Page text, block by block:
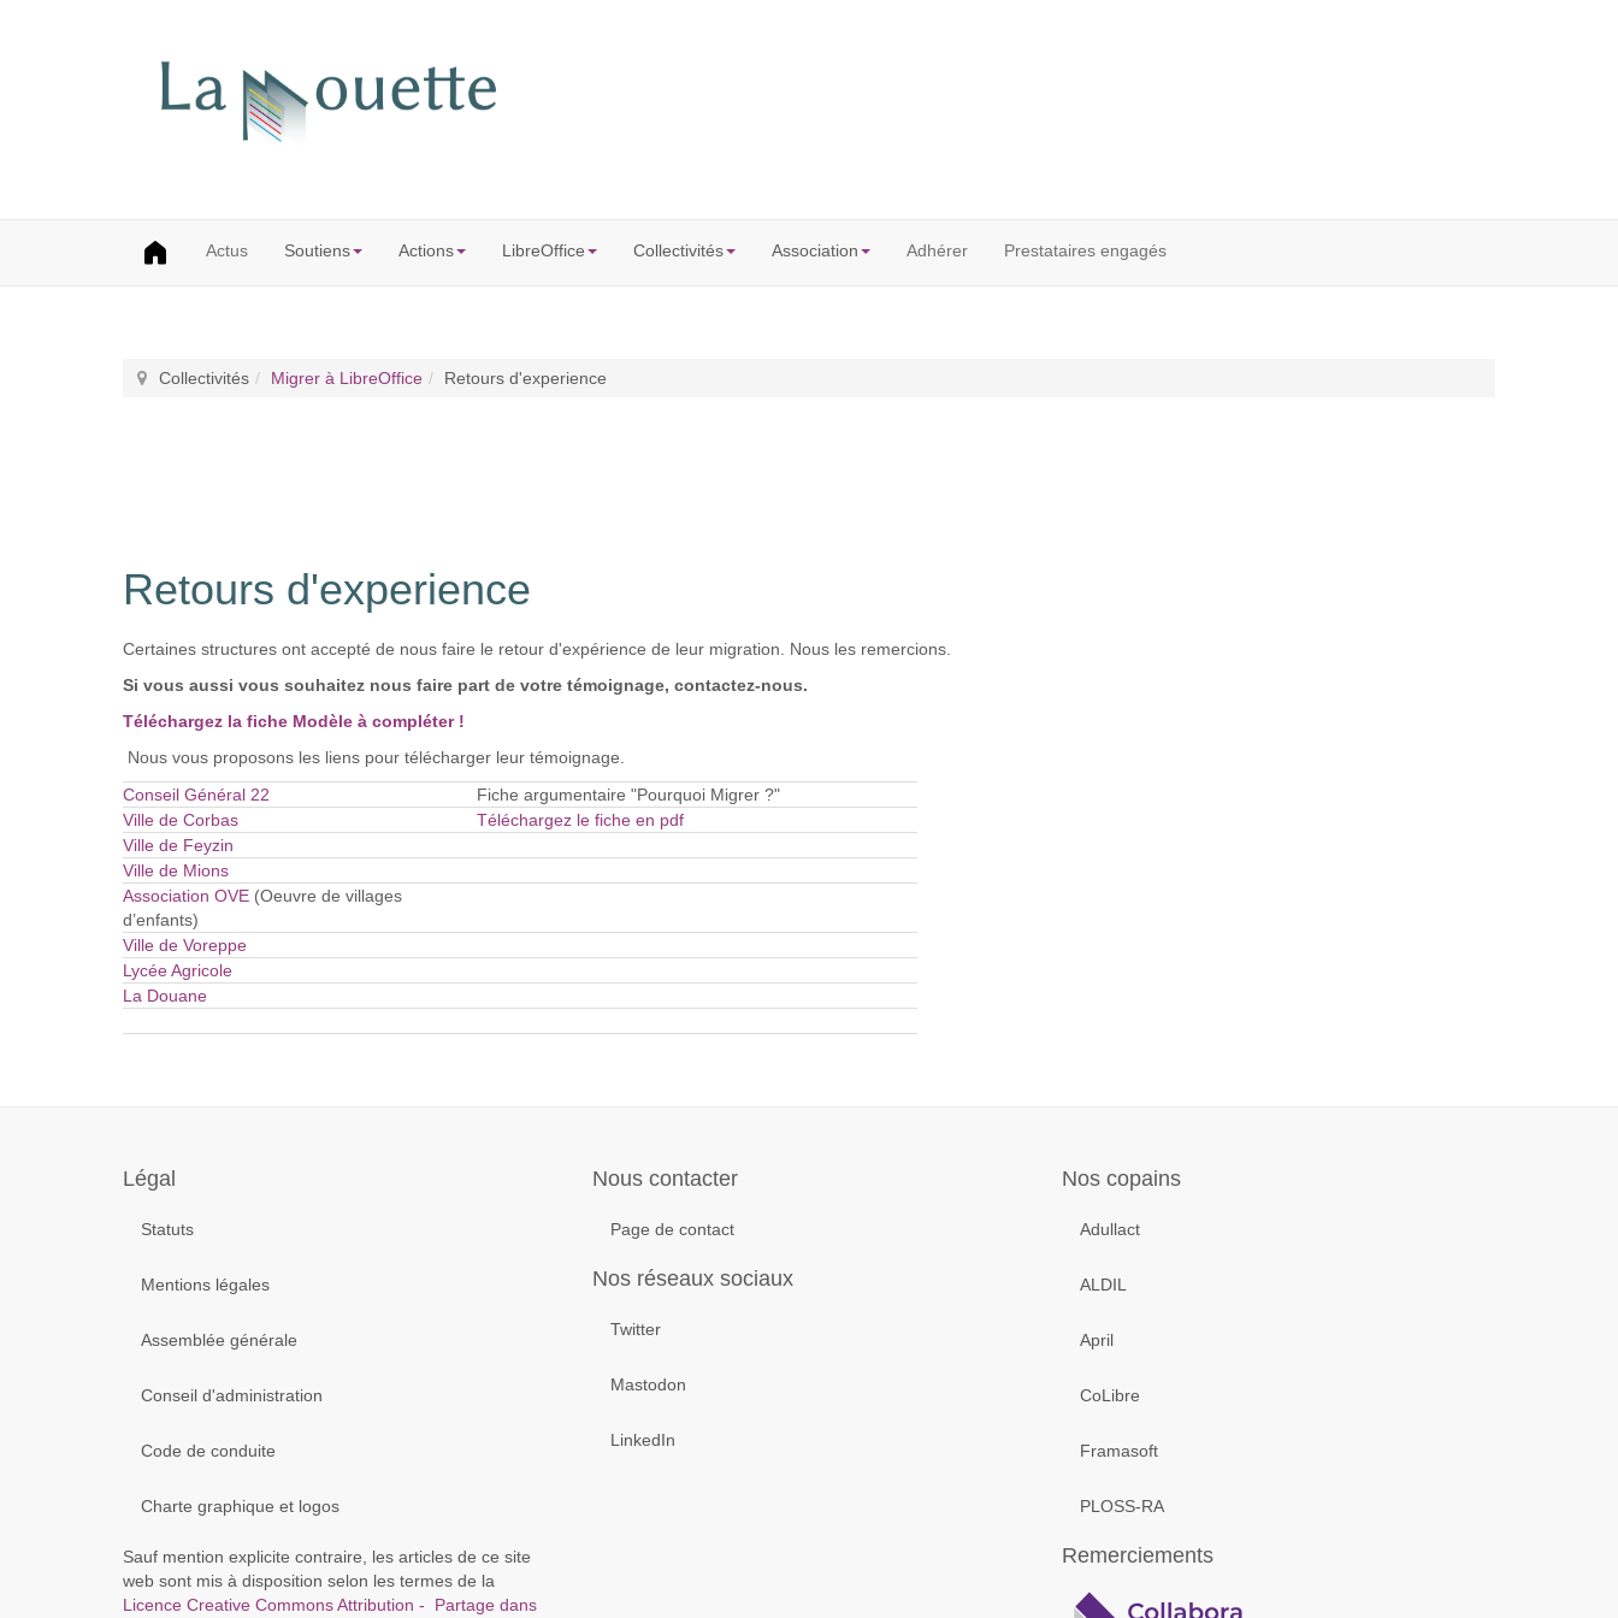
Actus Soutiens Actions LibreOffice Collectivités Association Adhérer Prestataires engagés
Collectivités Migrer à LibreOffice Retours d'experience
Retours d'experience
Certaines structures ont accepté de nous faire le retour d'expérience de leur migration. Nous les remercions.
Si vous aussi vous souhaitez nous faire part de votre témoignage, contactez-nous.
Téléchargez la fiche Modèle à compléter !
Nous vous proposons les liens pour télécharger leur témoignage.
Conseil Général 22
Fiche argumentaire "Pourquoi Migrer ?"
Ville de Corbas
Téléchargez le fiche en pdf
Ville de Feyzin
Ville de Mions
Association OVE (Oeuvre de villages
d’enfants)
Ville de Voreppe
Lycée Agricole
La Douane
Légal
Statuts
Mentions légales
Assemblée générale
Conseil d'administration
Code de conduite
Charte graphique et logos
Sauf mention explicite contraire, les articles de ce site
web sont mis à disposition selon les termes de la
Licence Creative Commons Attribution - Partage dans
précédenteprécédent
Nous contacter
Page de contact
Nos réseaux sociaux
Twitter
Mastodon
LinkedIn
Nos copains
Adullact
ALDIL
April
CoLibre
Framasoft
PLOSS-RA
Remerciements